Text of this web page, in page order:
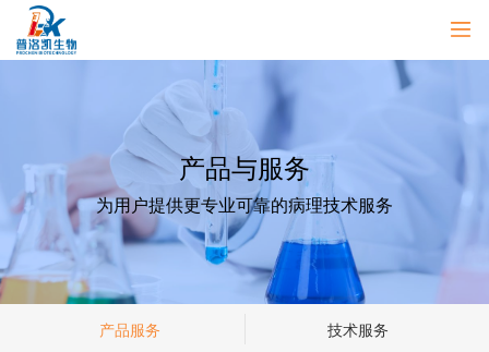
产品与服务
为用户提供更专业可靠的病理技术服务
产品服务 技术服务